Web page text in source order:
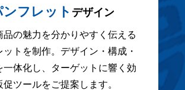
ンフレット デザイン
品の魅力を分かりやすく伝える
ットを制作。デザイン・構成・
一体化し、ターゲットに響く効
ツールをご提案します。